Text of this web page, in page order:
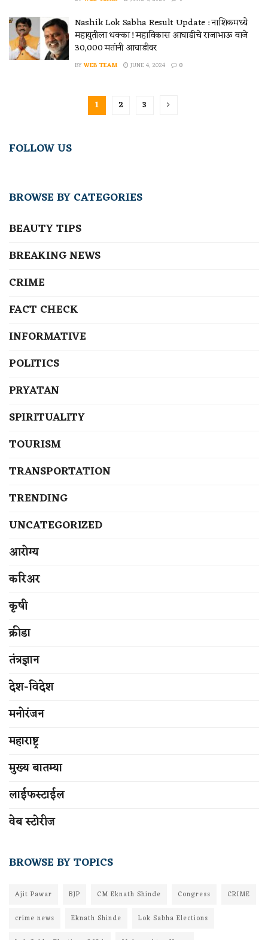
Nashik Lok Sabha Result Update : नाशिकमध्ये
महायुतीला धक्का ! महाविकास आघाडीचे राजाभाऊ वाजे
30,000 मतांनी आघाडीवर
BYWEB TEAM JUNE 4, 2024 0
1 2 3
FOLLOW US
BROWSE BY CATEGORIES
BEAUTY TIPS
BREAKING NEWS
CRIME
FACT CHECK
INFORMATIVE
POLITICS
PRYATAN
SPIRITUALITY
TOURISM
TRANSPORTATION
TRENDING
UNCATEGORIZED
आरोग्य
करिअर
कृषी
क्रीडा
तंत्रज्ञान
देश-विदेश
मनोरंजन
महाराष्ट्र
मुख्य बातम्या
लाईफस्टाईल
वेब स्टोरीज
BROWSE BY TOPICS
Ajit Pawar BJP CM Eknath Shinde Congress
CRIME
crime news
Eknath Shinde
Lok Sabha Elections